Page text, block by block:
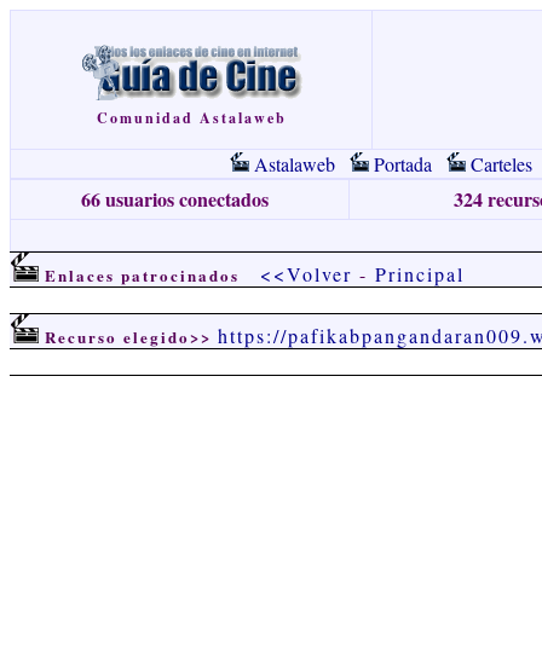
Comunidad Astalaweb
Astalaweb Portada Carteles
66 usuarios conectados 324
Enlaces patrocinados <<Volver - Principal
Recurso elegido>> https://